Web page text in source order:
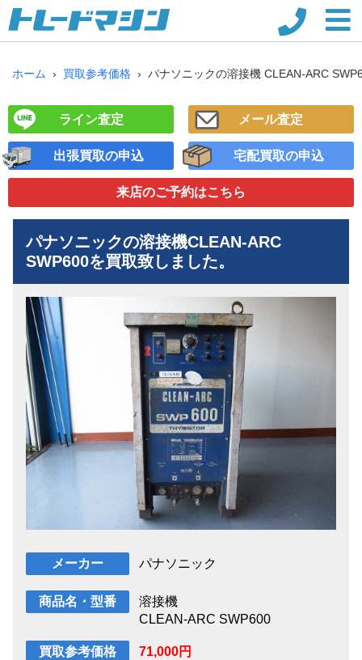
ホーム 買取参考価格 パナソニックの溶接機 CLEAN-ARC
ライン査定 メール査定
出張買取の申込 宅配買取の申込
来店のご予約はこちら
パナソニックの溶接機CLEAN-ARC
SWP600を買取致しました。
メーカー パナソニック
商品名・型番
溶接機
CLEAN-ARC SWP600
買取参考価格 71,000円